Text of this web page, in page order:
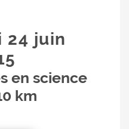
24 juin
en science
km